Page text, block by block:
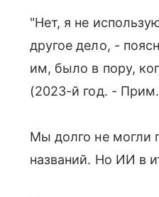
"Нет, я не
другое дело, -
им, было в пору,
(2023-й год. -
Мы долго не могли
названий. Но ИИ в